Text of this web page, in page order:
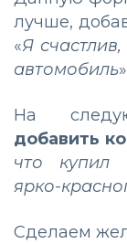
лучше,
«Я
автомобиль
На
добавить
что купил
ярко-
Сделаем